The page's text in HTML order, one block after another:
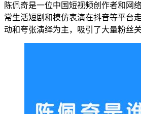
陈佩奇是一位中国短视频创作者和网
常生活短剧和模仿表演在抖音等平台
动和夸张演绎为主，吸引了大量粉丝关